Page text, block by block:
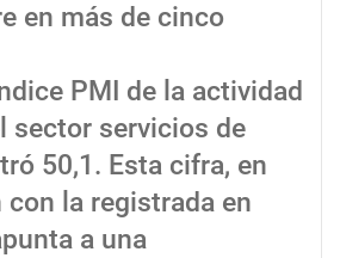
en más de cinco
PMI de la actividad
sector servicios de
50,1. Esta cifra, en
la registrada en
a una